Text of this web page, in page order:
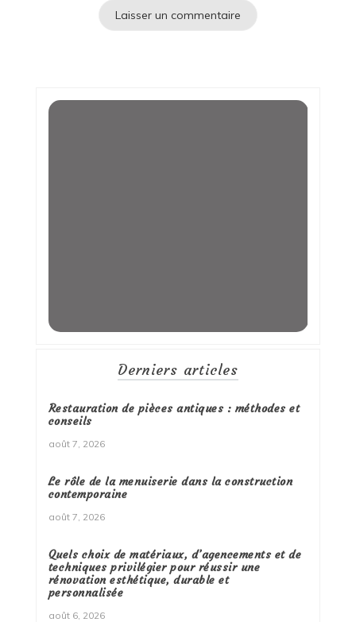
Derniers articles
Restauration de pièces antiques : méthodes et
conseils
août 7, 2026
Le rôle de la menuiserie dans la construction
contemporaine
août 7, 2026
Quels choix de matériaux, d’agencements et de
techniques privilégier pour réussir une
rénovation esthétique, durable et
personnalisée
août 6, 2026